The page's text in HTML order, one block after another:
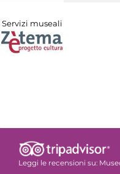
Servizi museali
Leggi le recensioni su: